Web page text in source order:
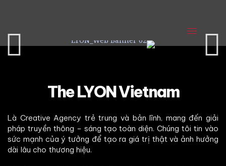
The LYON Vietnam
Là Creative Agency trẻ trung và bản lĩnh, mang đến giải
pháp truyền thông – sáng tạo toàn diện. Chúng tôi tin vào
sức mạnh của ý tưởng để tạo ra giá trị thật và ảnh hưởng
dài lâu cho thương hiệu.